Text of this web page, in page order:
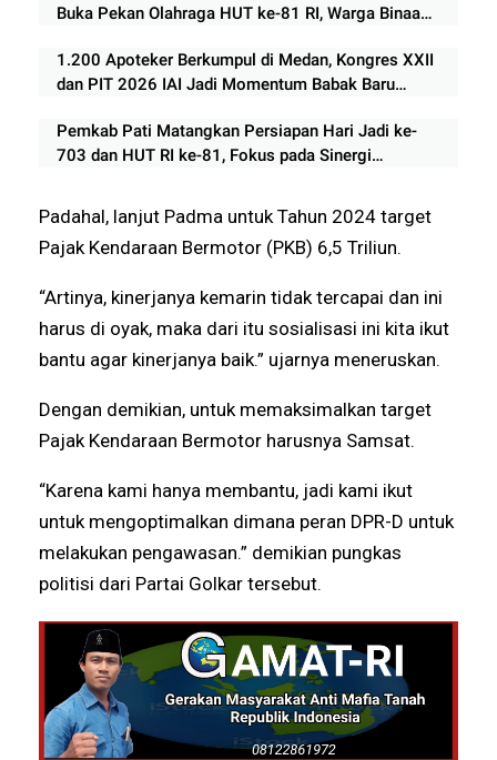
Buka Pekan Olahraga HUT ke-81 RI, Warga Binaan
1.200 Apoteker Berkumpul di Medan, Kongres XXII
dan PIT 2026 IAI Jadi Momentum Babak Baru
Pemkab Pati Matangkan Persiapan Hari Jadi ke-
703 dan HUT RI ke-81, Fokus pada Sinergi
Padahal, lanjut Padma untuk Tahun 2024 target
Pajak Kendaraan Bermotor (PKB) 6,5 Triliun.
“Artinya, kinerjanya kemarin tidak tercapai dan ini
harus di oyak, maka dari itu sosialisasi ini kita ikut
bantu agar kinerjanya baik.” ujarnya meneruskan.
Dengan demikian, untuk memaksimalkan target
Pajak Kendaraan Bermotor harusnya Samsat.
“Karena kami hanya membantu, jadi kami ikut
untuk mengoptimalkan dimana peran DPR-D untuk
melakukan pengawasan.” demikian pungkas
politisi dari Partai Golkar tersebut.